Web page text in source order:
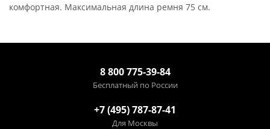
комфортная. Максимальная длина ремня 75 см.
8 800 775-39-84
Бесплатный по России
+7 (495) 787-87-41
Для Москвы